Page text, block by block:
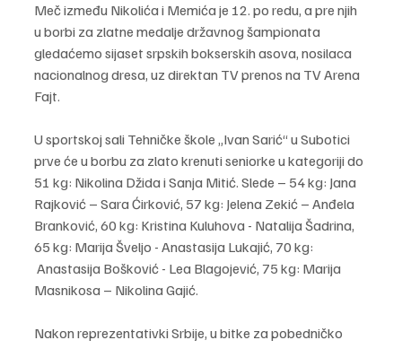
Meč između Nikolića i Memića je 12. po redu, a pre njih
u borbi za zlatne medalje državnog šampionata
gledaćemo sijaset srpskih bokserskih asova, nosilaca
nacionalnog dresa, uz direktan TV prenos na TV Arena
Fajt.
U sportskoj sali Tehničke škole „Ivan Sarić“ u Subotici
prve će u borbu za zlato krenuti seniorke u kategoriji do
51 kg: Nikolina Džida i Sanja Mitić. Slede – 54 kg: Jana
Rajković – Sara Ćirković, 57 kg: Jelena Zekić – Anđela
Branković, 60 kg: Kristina Kuluhova - Natalija Šadrina,
65 kg: Marija Šveljo - Anastasija Lukajić, 70 kg:
Anastasija Bošković - Lea Blagojević, 75 kg: Marija
Masnikosa – Nikolina Gajić.
Nakon reprezentativki Srbije, u bitke za pobedničko